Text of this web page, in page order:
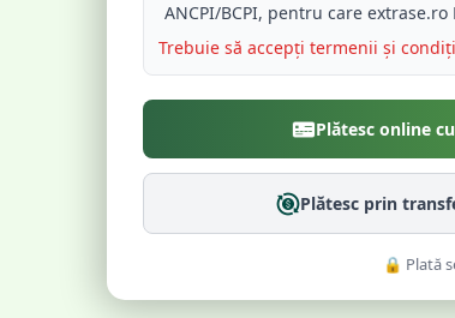
ANCPI/BCPI, pentru care
Trebuie să accepți termenii și
Plătesc online
Plătesc prin
🔒 Plată